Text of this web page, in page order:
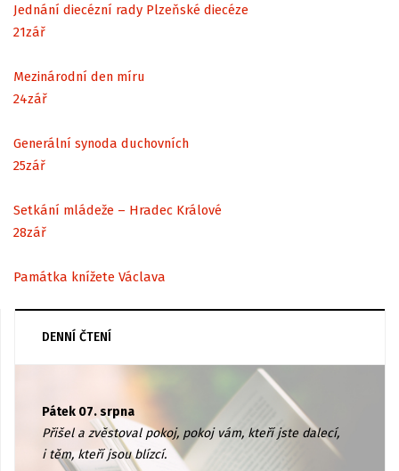
Jednání diecézní rady Plzeňské diecéze
21zář
Mezinárodní den míru
24zář
Generální synoda duchovních
25zář
Setkání mládeže – Hradec Králové
28zář
Památka knížete Václava
DENNÍ ČTENÍ
Pátek 07. srpna
Přišel a zvěstoval pokoj, pokoj vám, kteří jste dalecí,
i těm, kteří jsou blízcí.